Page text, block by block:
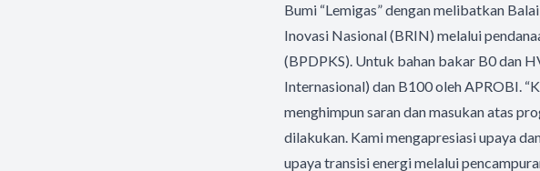
Bumi “Lemigas” dengan melibatkan
Inovasi Nasional (BRIN) melalui
(BPDPKS). Untuk bahan bakar B0 dan
Internasional) dan B100 oleh APROBI.
menghimpun saran dan masukan atas
dilakukan. Kami mengapresiasi upaya
upaya transisi energi melalui